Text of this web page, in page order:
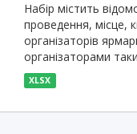
Набір містить
проведення, місце,
організаторів
організаторами
XLSX